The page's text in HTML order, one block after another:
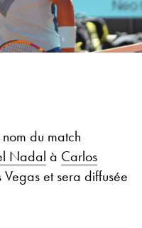
du match
Nadal à Carlos
et sera diffusée